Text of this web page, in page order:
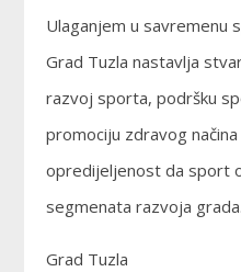
Ulaganjem u savremenu
Grad Tuzla nastavlja
razvoj sporta, podršku
promociju zdravog
opredijeljenost da sport
segmenata razvoja grada.
Grad Tuzla